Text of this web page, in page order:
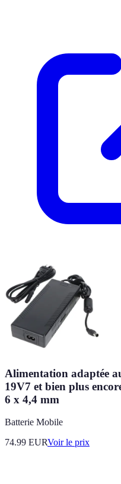
Alimentation adaptée
19V7 et bien plus
6 x 4,4 mm
Batterie Mobile
74.99 EURVoir le prix